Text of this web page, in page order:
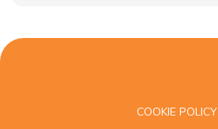
COOKIE POLICY